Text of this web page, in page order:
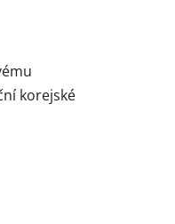
korejské